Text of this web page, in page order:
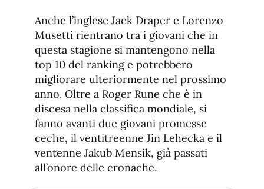
Anche l’inglese Jack Draper e Lorenzo
Musetti rientrano tra i giovani che in
questa stagione si mantengono nella
top 10 del ranking e potrebbero
migliorare ulteriormente nel prossimo
anno. Oltre a Roger Rune che è in
discesa nella classifica mondiale, si
fanno avanti due giovani promesse
ceche, il ventitreenne Jin Lehecka e il
ventenne Jakub Mensik, già passati
all’onore delle cronache.